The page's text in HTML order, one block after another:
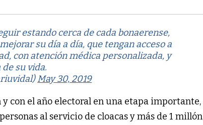
estando cerca de cada bonaerense,
su día a día, que tengan acceso a
con atención médica personalizada, y
su vida.
May 30, 2019
y con el año electoral en una etapa importante,
al servicio de cloacas y más de 1 millón